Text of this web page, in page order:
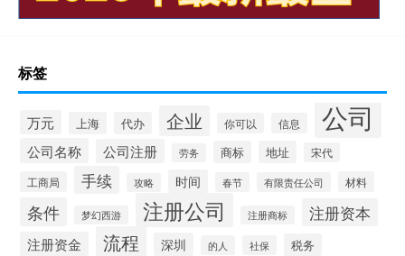
标签
万元 上海 代办 企业 你可以 信息 公司
公司名称 公司注册 劳务 商标 地址 宋代
工商局 手续 攻略 时间 春节 有限责任公司 材料
条件 梦幻西游 注册公司 注册商标 注册资本
注册资金 流程 深圳 的人 社保 税务